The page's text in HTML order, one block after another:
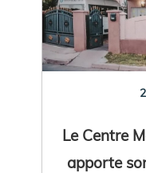
Le Centre
apporte